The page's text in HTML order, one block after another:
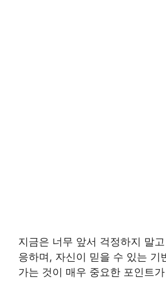
지금은 너무 앞서 걱정하지 말
응하며, 자신이 믿을 수 있는 기
가는 것이 매우 중요한 포인트